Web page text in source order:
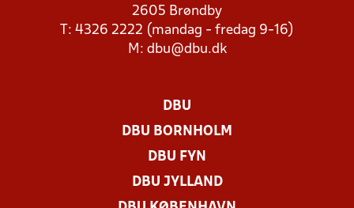
2605 Brøndby
T: 4326 2222 (mandag - fredag 9-16)
M: dbu@dbu.dk
DBU
DBU BORNHOLM
DBU FYN
DBU JYLLAND